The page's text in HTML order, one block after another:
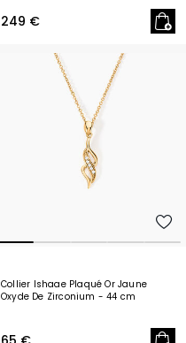
249 €
Collier Ishaae Plaqué Or Jaune
Oxyde De Zirconium - 44 cm